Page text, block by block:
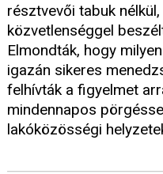
résztvevői tabuk
közvetlenséggel
Elmondták, hogy
igazán sikeres
felhívták a figyelmet
mindennapos
lakóközösségi